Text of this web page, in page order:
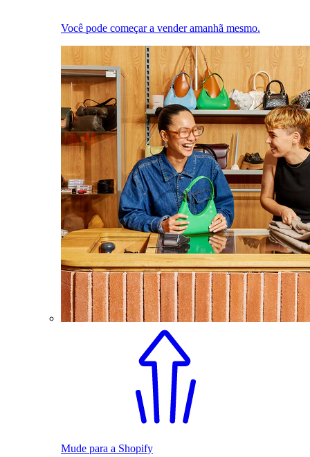
Você pode começar a vender amanhã mesmo.
Mude para a Shopify